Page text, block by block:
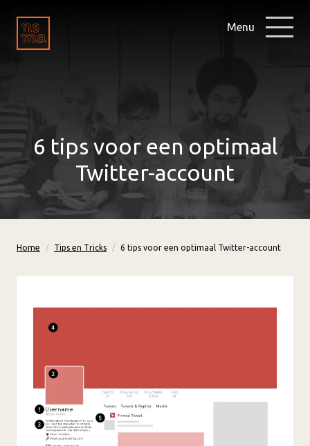
Menu
6 tips voor een optimaal
Twitter-account
Home Tips en Tricks 6 tips voor een optimaal Twitter-account